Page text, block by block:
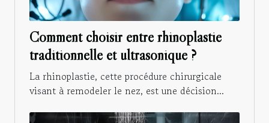
Comment choisir entre rhinoplastie
traditionnelle et ultrasonique ?
La rhinoplastie, cette procédure chirurgicale
visant à remodeler le nez, est une décision...